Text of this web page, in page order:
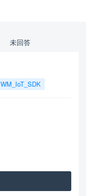
未回答
WM_IoT_SDK